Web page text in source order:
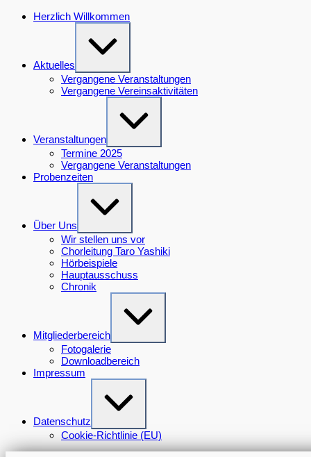
Zum
Herzlich Willkommen
Aktuelles
Vergangene Veranstaltungen
Vergangene Vereinsaktivitäten
Veranstaltungen
Termine 2025
Vergangene Veranstaltungen
Probenzeiten
Über Uns
Wir stellen uns vor
Chorleitung Taro Yashiki
Hörbeispiele
Hauptausschuss
Chronik
Mitgliederbereich
Fotogalerie
Downloadbereich
Impressum
Datenschutz
Cookie-Richtlinie (EU)